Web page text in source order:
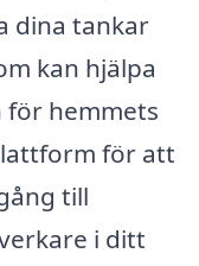
dina tankar
kan hjälpa
hemmets
för att
till
i ditt